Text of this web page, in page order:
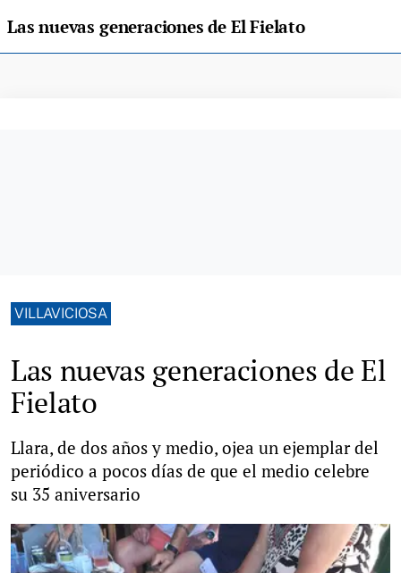
Las nuevas generaciones de El Fielato
VILLAVICIOSA
Las nuevas generaciones de El
Fielato
Llara, de dos años y medio, ojea un ejemplar del
periódico a pocos días de que el medio celebre
su 35 aniversario